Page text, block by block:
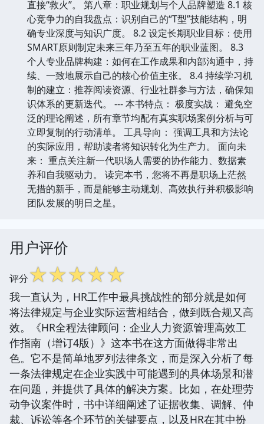
直接“救火”。 第八章：职业规划与个人品牌塑造 8.1 核
心竞争力的自我盘点：识别自己的“T型”技能结构，明
确专业深度与知识广度。 8.2 设定长期职业目标：使用
SMART原则制定未来三年乃至五年的职业蓝图。 8.3
个人专业品牌构建：如何在工作成果和内部沟通中，持
续、一致地展示自己的核心价值主张。 8.4 持续学习机
制的建立：推荐阅读资源、行业社群参与方法，确保知
识体系的更新迭代。 --- 本书特点： 极度实战： 避免空
泛的理论阐述，所有章节均配有真实职场案例分析与可
立即复制的行动清单。 工具导向： 强调工具和方法论
的实际应用，帮助读者将知识转化为生产力。 面向未
来： 重点关注新一代职场人需要的协作能力、数据素
养和自我驱动力。 读完本书，您将不再是职场上茫然
无措的新手，而是能够主动规划、高效执行并积极影响
团队发展的明日之星。
用户评价
评分☆☆☆☆☆
我一直认为，HR工作中最具挑战性的部分就是如何
将法律规定与企业实际运营相结合，做到既合规又高
效。《HR全程法律顾问：企业人力资源管理高效工
作指南（增订4版）》这本书在这方面做得非常出
色。它不是简单地罗列法律条文，而是深入分析了每
一条法律规定在企业实践中可能遇到的具体场景和潜
在问题，并提供了具体的解决方案。比如，在处理劳
动争议案件时，书中详细阐述了证据收集、调解、仲
裁、诉讼等各个环节的关键要点，以及HR在其中扮